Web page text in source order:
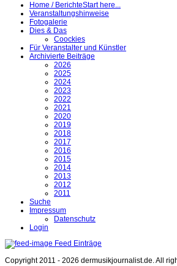
Home / BerichteStart here...
Veranstaltungshinweise
Fotogalerie
Dies & Das
Coockies
Für Veranstalter und Künstler
Archivierte Beiträge
2026
2025
2024
2023
2022
2021
2020
2019
2018
2017
2016
2015
2014
2013
2012
2011
Suche
Impressum
Datenschutz
Login
Feed Einträge
Copyright 2011 - 2026 dermusikjournalist.de. All